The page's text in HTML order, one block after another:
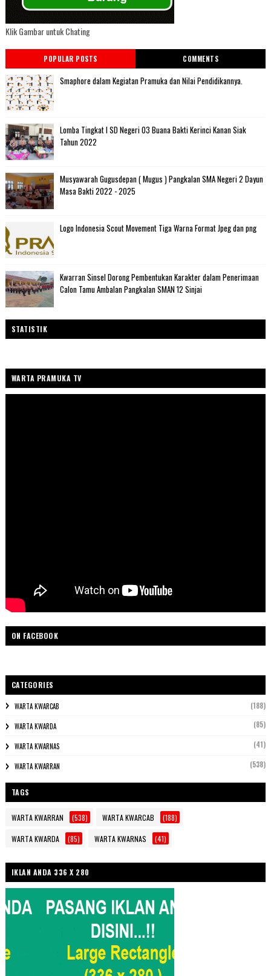
Klik Gambar untuk Chating
POPULAR POSTS COMMENTS
Smaphore dalam Kegiatan Pramuka dan Nilai Pendidikannya.
Lomba Tingkat I SD Negeri 03 Buana Bakti Kerinci Kanan Siak
Tahun 2022
Musyawarah Gugusdepan ( Mugus ) Pangkalan SMA Negeri 2 Dayun
Masa Bakti 2022 - 2025
Logo Indonesia Scout Movement Tiga Warna Format Jpeg dan png
Kwarran Sinsel Dorong Pembentukan Karakter dalam Penerimaan
Calon Tamu Ambalan Pangkalan SMAN 12 Sinjai
STATISTIK
WARTA PRAMUKA TV
ON FACEBOOK
CATEGORIES
WARTA KWARCAB (188)
WARTA KWARDA (85)
WARTA KWARNAS (41)
WARTA KWARRAN (538)
TAGS
WARTA KWARRAN (538) WARTA KWARCAB (188)
WARTA KWARDA (85) WARTA KWARNAS (41)
IKLAN ANDA 336 X 280